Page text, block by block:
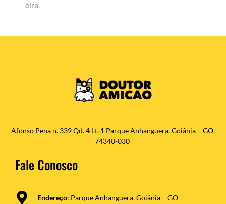
eira.
Afonso Pena n. 339 Qd. 4 Lt. 1 Parque Anhanguera, Goiânia – GO,
74340-030
Fale Conosco
Endereço: Parque Anhanguera, Goiânia – GO